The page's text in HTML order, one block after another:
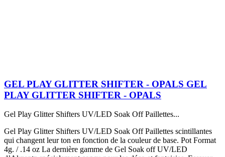
GEL PLAY GLITTER SHIFTER - OPALS GEL
PLAY GLITTER SHIFTER - OPALS
Gel Play Glitter Shifters UV/LED Soak Off Paillettes...
Gel Play Glitter Shifters UV/LED Soak Off Paillettes scintillantes
qui changent leur ton en fonction de la couleur de base. Pot Format
4g. / .14 oz La dernière gamme de Gel Soak off UV/LED